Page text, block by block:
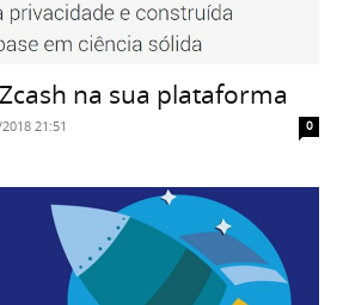
na sua plataforma
21:51 0